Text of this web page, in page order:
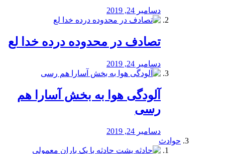
دسامبر 24, 2019
تصادف در محدوده درده خدا لع
دسامبر 24, 2019
آلودگی هوا به بخش آسارا هم
رسی
دسامبر 24, 2019
حوادث